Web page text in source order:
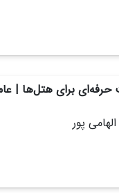
برای هتل‌ها |
پور